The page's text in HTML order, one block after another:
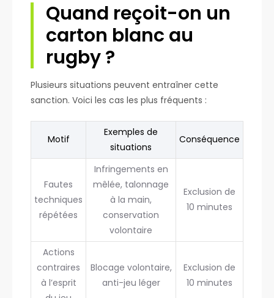
Quand reçoit-on un
carton blanc au
rugby ?
Plusieurs situations peuvent entraîner cette
sanction. Voici les cas les plus fréquents :
Motif
Exemples de
situations
Conséquence
Fautes
techniques
répétées
Infringements en
mêlée, talonnage
à la main,
conservation
volontaire
Exclusion de
10 minutes
Actions
contraires
à l’esprit
Blocage volontaire,
anti-jeu léger
Exclusion de
10 minutes